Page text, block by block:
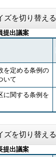
ズを切り替える
提出議案
を定める条例の
いて
に関する条例を
ズを切り替える
提出議案